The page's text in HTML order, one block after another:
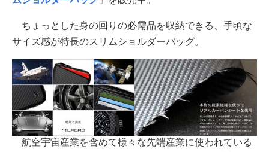
ちょっとした身の回りの必需品を収納できる、手頃な
サイズ感が特長のスリムショルダーバッグ。
航空宇宙産業を含めて様々な先端産業に使われている